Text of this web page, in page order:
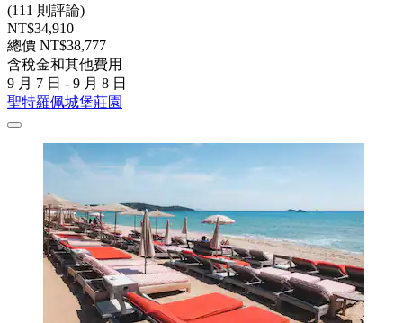
(111 則評論)
NT$34,910
總價 NT$38,777
含稅金和其他費用
9 月 7 日 - 9 月 8 日
聖特羅佩城堡莊園